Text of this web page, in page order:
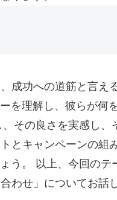
成功への道筋と言え
を理解し、彼らが何
その良さを実感し、
とキャンペーンの組
う。 以上、今回のテ
わせ」についてお話